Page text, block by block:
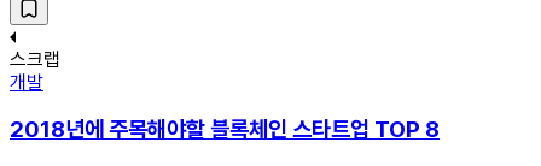
스크랩
개발
2018년에 주목해야할 블록체인 스타트업 TOP 8